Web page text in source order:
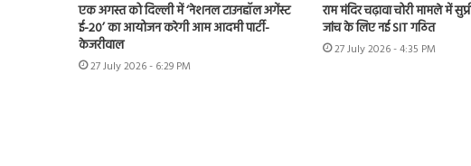
एक अगस्त को दिल्ली में ‘नेशनल टाउनहॉल अगेंस्ट
ई-20’ का आयोजन करेगी आम आदमी पार्टी-
केजरीवाल
27 July 2026 - 6:29 PM
राम मंदिर चढ़ावा चोरी मामले में
जांच के लिए नई SIT गठित
27 July 2026 - 4:35 PM